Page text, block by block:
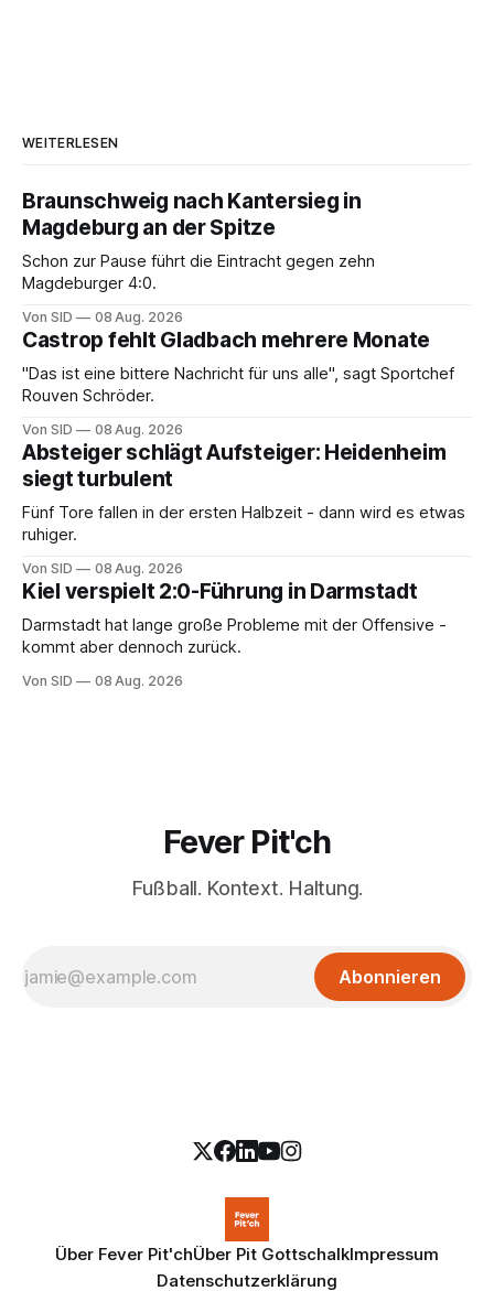
WEITERLESEN
Braunschweig nach Kantersieg in
Magdeburg an der Spitze
Schon zur Pause führt die Eintracht gegen zehn
Magdeburger 4:0.
Von SID 08 Aug. 2026
Castrop fehlt Gladbach mehrere Monate
"Das ist eine bittere Nachricht für uns alle", sagt Sportchef
Rouven Schröder.
Von SID 08 Aug. 2026
Absteiger schlägt Aufsteiger: Heidenheim
siegt turbulent
Fünf Tore fallen in der ersten Halbzeit - dann wird es etwas
ruhiger.
Von SID 08 Aug. 2026
Kiel verspielt 2:0-Führung in Darmstadt
Darmstadt hat lange große Probleme mit der Offensive -
kommt aber dennoch zurück.
Von SID 08 Aug. 2026
Fever Pit'ch
Fußball. Kontext. Haltung.
Abonnieren
Über Fever Pit'chÜber Pit GottschalkImpressum
Datenschutzerklärung